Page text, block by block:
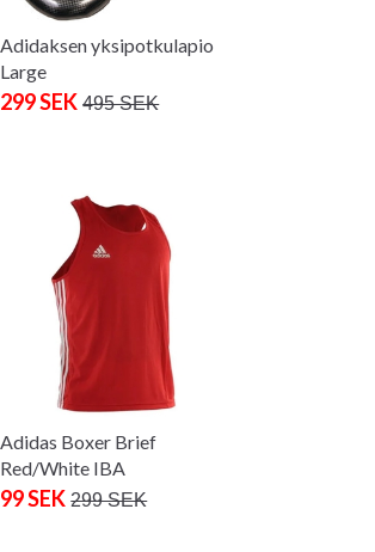
Adidaksen yksipotkulapio
Large
299 SEK 495 SEK
Adidas Boxer Brief
Red/White IBA
99 SEK 299 SEK